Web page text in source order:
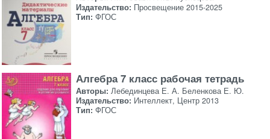
Издательство: Просвещение 2015-2025
Тип: ФГОС
Алгебра 7 класс рабочая тетрадь
Авторы: Лебединцева Е. А. Беленкова Е. Ю.
Издательство: Интеллект, Центр 2013
Тип: ФГОС